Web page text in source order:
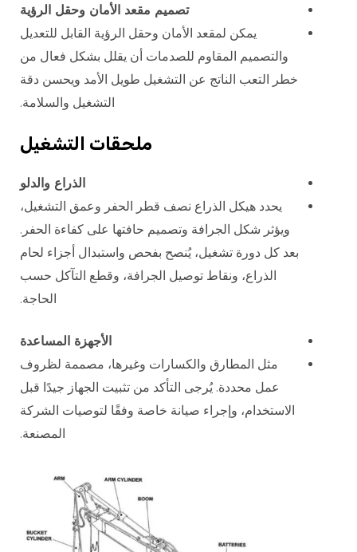
تصميم مقعد الأمان وحقل الرؤية
يمكن لمقعد الأمان وحقل الرؤية القابل للتعديل
والتصميم المقاوم للصدمات أن يقلل بشكل فعال من
خطر التعب الناتج عن التشغيل طويل الأمد ويحسن دقة
التشغيل والسلامة.
ملحقات التشغيل
الذراع والدلو
يحدد هيكل الذراع نصف قطر الحفر وعمق التشغيل،
ويؤثر شكل الجرافة وتصميم حافتها على كفاءة الحفر.
بعد كل دورة تشغيل، يُنصح بفحص واستبدال أجزاء لحام
الذراع، ونقاط توصيل الجرافة، وقطع التآكل حسب
الحاجة.
الأجهزة المساعدة
مثل المطارق والكسارات وغيرها، مصممة لظروف
عمل محددة. يُرجى التأكد من تثبيت الجهاز جيدًا قبل
الاستخدام، وإجراء صيانة خاصة وفقًا لتوصيات الشركة
المصنعة.